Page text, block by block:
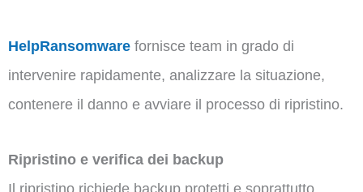
HelpRansomware fornisce team in grado di
intervenire rapidamente, analizzare la situazione,
contenere il danno e avviare il processo di ripristino.
Ripristino e verifica dei backup
Il ripristino richiede backup protetti e soprattutto